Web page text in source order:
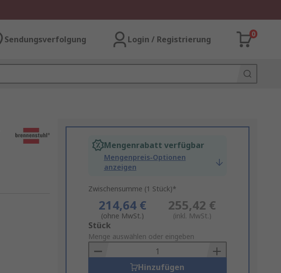
Sendungsverfolgung Login / Registrierung
0
Mengenrabatt verfügbar
Mengenpreis-Optionen
anzeigen
Zwischensumme (1 Stück)*
214,64 €
(ohne MwSt.)
255,42 €
(inkl. MwSt.)
Add
to
Basket
Stück
Menge auswählen oder eingeben
Hinzufügen